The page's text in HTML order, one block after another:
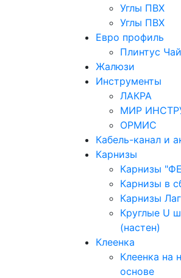
Углы ПВХ
Углы ПВХ
Евро профиль
Плинтус
Жалюзи
Инструменты
ЛАКРА
МИР
ОРМИС
Кабель-канал и
Карнизы
Карнизы
Карнизы в
Карнизы
Круглые U
(настен)
Клеенка
Клеенка на
основе